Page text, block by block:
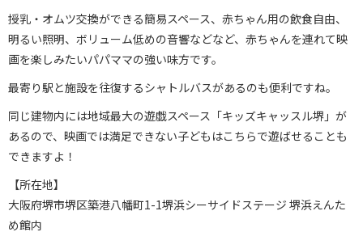
授乳・オムツ交換ができる簡易スペース、赤ちゃん用の飲食自由、
明るい照明、ボリューム低めの音響などなど、赤ちゃんを連れて映
画を楽しみたいパパママの強い味方です。
最寄り駅と施設を往復するシャトルバスがあるのも便利ですね。
同じ建物内には地域最大の遊戯スペース「キッズキャッスル堺」が
あるので、映画では満足できない子どもはこちらで遊ばせることも
できますよ！
【所在地】
大阪府堺市堺区築港八幡町1-1堺浜シーサイドステージ 堺浜えんた
め館内